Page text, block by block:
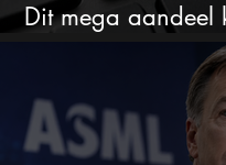
Dit mega aandeel
zeldzaam